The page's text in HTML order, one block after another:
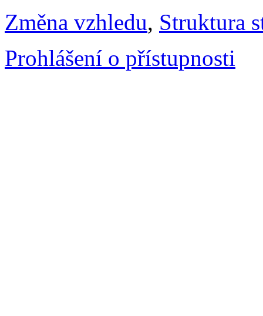
Změna vzhledu, Struktura
Prohlášení o přístupnosti